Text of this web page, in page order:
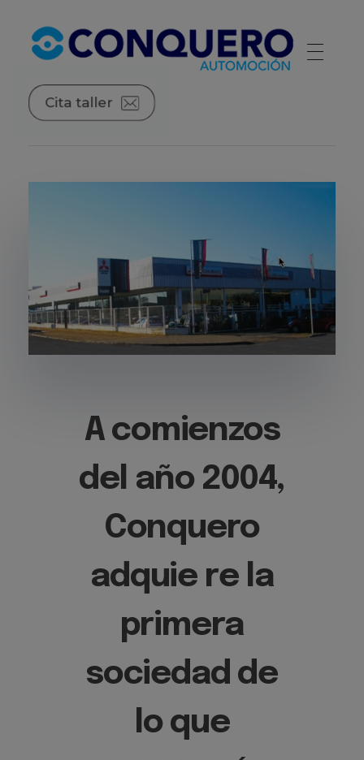
Conquero Automoción | Red de concesionarios de automóviles
Cita taller
A comienzos
del año 2004,
Conquero
adquie re la
primera
sociedad de
lo que